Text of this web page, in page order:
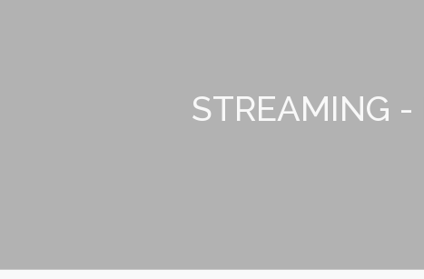
STREAMING -